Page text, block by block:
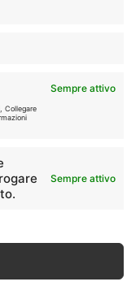
Sempre attivo
Collegare
Sempre attivo